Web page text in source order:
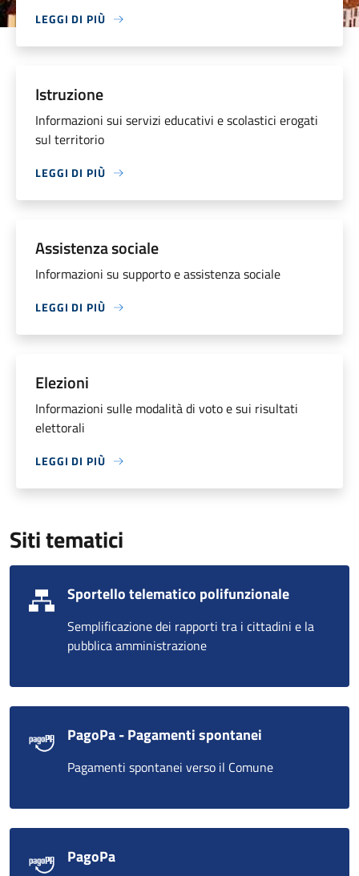
LEGGI DI PIÙ
Istruzione
Informazioni sui servizi educativi e scolastici erogati
sul territorio
LEGGI DI PIÙ
Assistenza sociale
Informazioni su supporto e assistenza sociale
LEGGI DI PIÙ
Elezioni
Informazioni sulle modalità di voto e sui risultati
elettorali
LEGGI DI PIÙ
Siti tematici
Sportello telematico polifunzionale
Semplificazione dei rapporti tra i cittadini e la
pubblica amministrazione
PagoPa - Pagamenti spontanei
Pagamenti spontanei verso il Comune
PagoPa